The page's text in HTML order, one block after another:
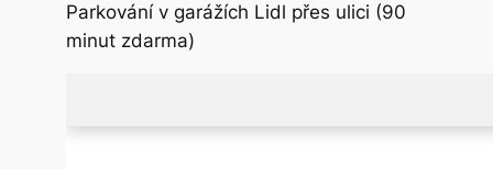
Parkování v garážích Lidl přes ulici (90
minut zdarma)